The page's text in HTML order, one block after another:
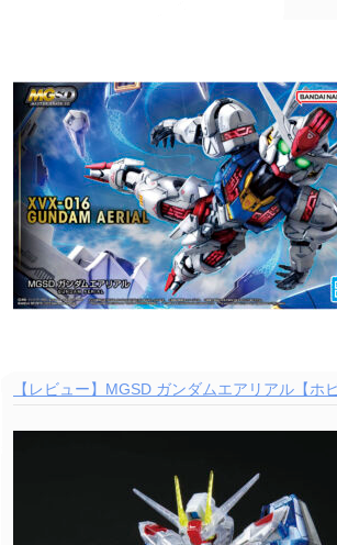
【レビュー】MGSD ガンダムエアリアル【ホビ